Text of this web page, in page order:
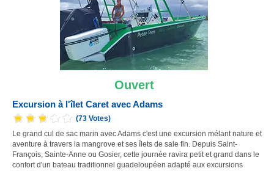
Ouvert
Excursion à l'îlet Caret avec Adams
(73 Votes)
Le grand cul de sac marin avec Adams c'est une excursion mélant nature et
aventure à travers la mangrove et ses îlets de sale fin. Depuis Saint-
François, Sainte-Anne ou Gosier, cette journée ravira petit et grand dans le
confort d'un bateau traditionnel guadeloupéen adapté aux excursions